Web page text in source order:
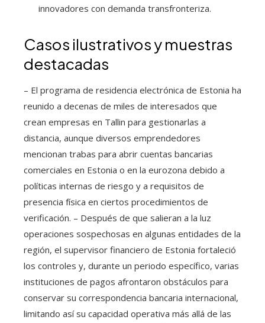
innovadores con demanda transfronteriza.
Casos ilustrativos y muestras
destacadas
– El programa de residencia electrónica de Estonia ha
reunido a decenas de miles de interesados que
crean empresas en Tallin para gestionarlas a
distancia, aunque diversos emprendedores
mencionan trabas para abrir cuentas bancarias
comerciales en Estonia o en la eurozona debido a
políticas internas de riesgo y a requisitos de
presencia física en ciertos procedimientos de
verificación. – Después de que salieran a la luz
operaciones sospechosas en algunas entidades de la
región, el supervisor financiero de Estonia fortaleció
los controles y, durante un periodo específico, varias
instituciones de pagos afrontaron obstáculos para
conservar su correspondencia bancaria internacional,
limitando así su capacidad operativa más allá de las